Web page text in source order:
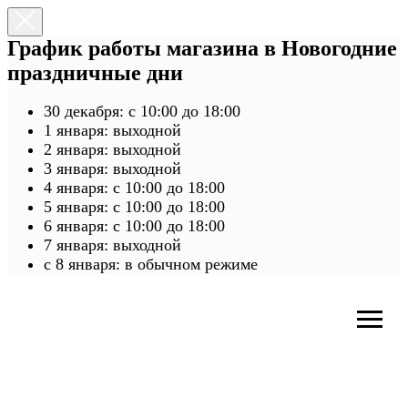
График работы магазина в Новогодние
праздничные дни
30 декабря: с 10:00 до 18:00
1 января: выходной
2 января: выходной
3 января: выходной
4 января: с 10:00 до 18:00
5 января: с 10:00 до 18:00
6 января: с 10:00 до 18:00
7 января: выходной
c 8 января: в обычном режиме